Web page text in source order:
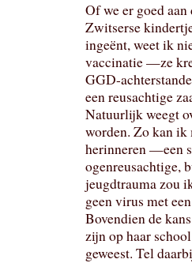
Of we er goed
Zwitserse
ingeënt, weet ik
vaccinatie —ze
GGD-
een reusachtige
Natuurlijk weegt
worden. Zo kan ik
herinneren —een
ogenreusachtige,
jeugdtrauma zou
geen virus met
Bovendien de
zijn op haar
geweest. Tel